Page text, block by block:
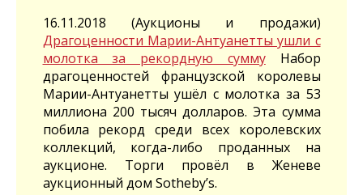
16.11.2018 (Аукционы и продажи)
Драгоценности Марии-Антуанетты ушли с
молотка за рекордную суммуНабор
драгоценностей французской королевы
Марии-Антуанетты ушёл с молотка за 53
миллиона 200 тысяч долларов. Эта сумма
побила рекорд среди всех королевских
коллекций, когда-либо проданных на
аукционе. Торги провёл в Женеве
аукционный дом Sotheby’s.